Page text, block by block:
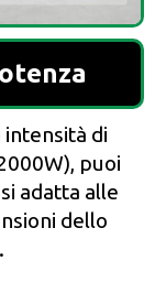
di
puoi
adatta alle
dello